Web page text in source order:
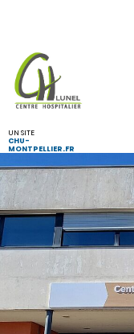
UN SITE
CHU-
MONTPELLIER.FR